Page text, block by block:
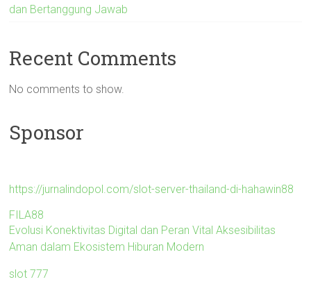
dan Bertanggung Jawab
Recent Comments
No comments to show.
Sponsor
https://jurnalindopol.com/slot-server-thailand-di-hahawin88
FILA88
Evolusi Konektivitas Digital dan Peran Vital Aksesibilitas
Aman dalam Ekosistem Hiburan Modern
slot 777